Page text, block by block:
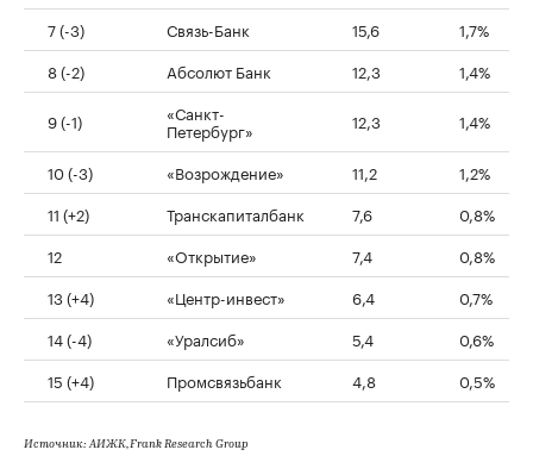
7 (-3)
Связь-Банк 15,6
1,7%
8 (-2)
Абсолют Банк 12,3 1,4%
9 (-1) «Санкт-
Петербург» 12,3 1,4%
10 (-3) «Возрождение» 11,2
1,2%
11 (+2)
Транскапиталбанк 7,6
0,8%
12
«Открытие» 7,4
0,8%
13 (+4)
«Центр-инвест» 6,4
0,7%
14 (-4)
«Уралсиб» 5,4
0,6%
15 (+4)
Промсвязьбанк 4,8 0,5%
Источник: АИЖК, Frank Research Group